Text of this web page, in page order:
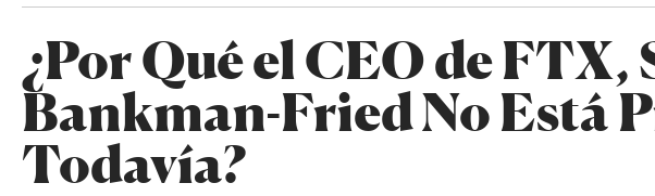
¿Por Qué el CEO de FTX,
Bankman-Fried No Está
Todavía?